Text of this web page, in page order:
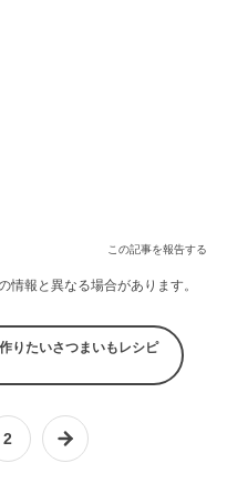
この記事を報告する
報と異なる場合があります。
りたいさつまいもレシピ
2